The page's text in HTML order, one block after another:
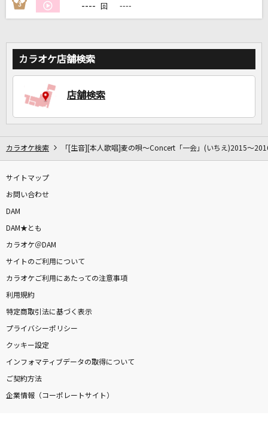
自宅でカラオケ歌い放題！
家族や友達と一緒に！練習にも！
3 ---- 回 ----
カラオケ店舗検索
店舗検索
カラオケ検索 「[生音][本人歌唱]麦の唄～Concert「一会」(いちえ)2015～
サイトマップ
お問い合わせ
DAM
DAM★とも
カラオケ＠DAM
サイトのご利用について
カラオケご利用にあたっての注意事項
利用規約
特定商取引法に基づく表示
プライバシーポリシー
クッキー設定
インフォマティブデータの取得について
ご契約方法
企業情報（コーポレートサイト）